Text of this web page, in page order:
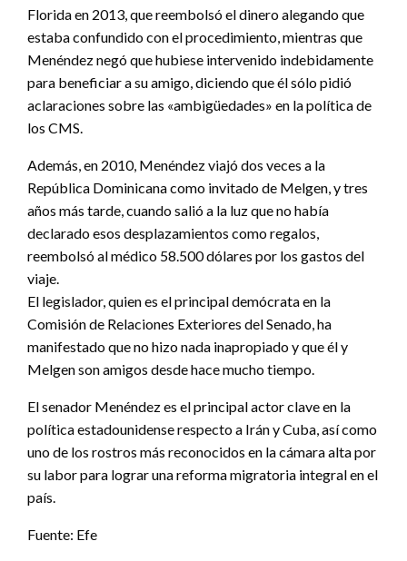
Florida en 2013, que reembolsó el dinero alegando que
estaba confundido con el procedimiento, mientras que
Menéndez negó que hubiese intervenido indebidamente
para beneficiar a su amigo, diciendo que él sólo pidió
aclaraciones sobre las «ambigüedades» en la política de
los CMS.
Además, en 2010, Menéndez viajó dos veces a la
República Dominicana como invitado de Melgen, y tres
años más tarde, cuando salió a la luz que no había
declarado esos desplazamientos como regalos,
reembolsó al médico 58.500 dólares por los gastos del
viaje.
El legislador, quien es el principal demócrata en la
Comisión de Relaciones Exteriores del Senado, ha
manifestado que no hizo nada inapropiado y que él y
Melgen son amigos desde hace mucho tiempo.
El senador Menéndez es el principal actor clave en la
política estadounidense respecto a Irán y Cuba, así como
uno de los rostros más reconocidos en la cámara alta por
su labor para lograr una reforma migratoria integral en el
país.
Fuente: Efe